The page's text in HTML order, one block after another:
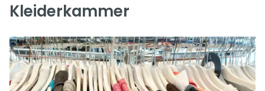
Kleiderkammer